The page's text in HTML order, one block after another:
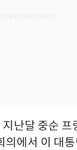
난달 중순 프
에서 이 대